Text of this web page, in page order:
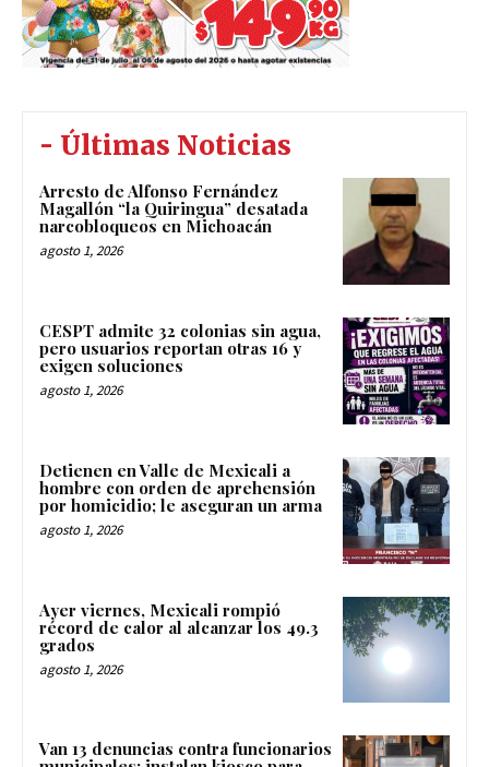
- Últimas Noticias
Arresto de Alfonso Fernández
Magallón “la Quiringua” desatada
narcobloqueos en Michoacán
agosto 1, 2026
CESPT admite 32 colonias sin agua,
pero usuarios reportan otras 16 y
exigen soluciones
agosto 1, 2026
Detienen en Valle de Mexicali a
hombre con orden de aprehensión
por homicidio; le aseguran un arma
agosto 1, 2026
Ayer viernes, Mexicali rompió
récord de calor al alcanzar los 49.3
grados
agosto 1, 2026
Van 13 denuncias contra funcionarios